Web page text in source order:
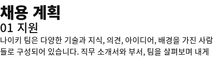
채용 계획
01 지원
나이키 팀은 다양한 기술과 지식, 의견, 아이디어, 배경을 가진 사람
들로 구성되어 있습니다. 직무 소개서와 부서, 팀을 살펴보며 내게